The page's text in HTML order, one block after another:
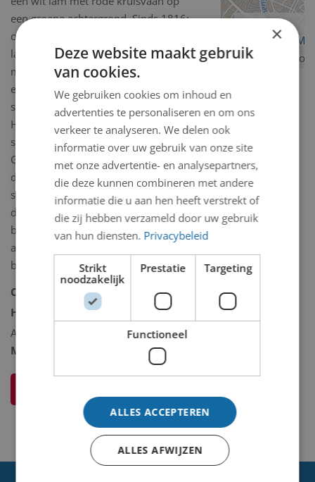
een groene achtergrond. Sinds 1816:
op een veld van azuur een gouden
lam, staande op een gouden terras,
met een gouden kruisvaan en daarop
een gouden Latijns Kruis. Deze bussen
stonden of hingen al vanaf 1691 in de
Hervormde Kerk, de R.K. Kerk en de
school te Velsen. In Santpoort en Jan
Gijzenvaart waren drie van de
dergelijke bussen in gebruik. Uit
stukken in het Oud.archief, nr. 384,
doos 40 (Inventaris Doornick 106)
blijkt dat deze bussen door
aalmoesmeesters werden gelicht ten
behoeve van de algemene armen.
Collectie:
Historische collectie
Historische collectie omschrijving:
Andere/diversen
Model 2D/3D:
×
Deze website maakt gebruik
van cookies.
We gebruiken cookies om inhoud en
advertenties te personaliseren en om ons
verkeer te analyseren. We delen ook
informatie over uw gebruik van onze site
met onze advertentie- en analysepartners,
die deze kunnen combineren met andere
informatie die u aan hen heeft verstrekt of
die zij hebben verzameld door uw gebruik
van hun diensten. Privacybeleid
Strikt
noodzakelijk
Prestatie Targeting
Functioneel
ALLES ACCEPTEREN
ALLES AFWIJZEN